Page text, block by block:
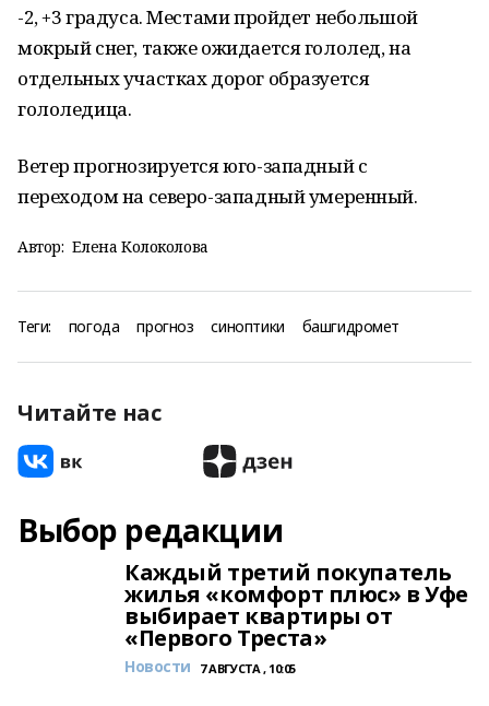
-2, +3 градуса. Местами пройдет небольшой
мокрый снег, также ожидается гололед, на
отдельных участках дорог образуется
гололедица.
Ветер прогнозируется юго-западный с
переходом на северо-западный умеренный.
Автор: Елена Колоколова
Теги: погода прогноз синоптики башгидромет
Читайте нас
Выбор редакции
Каждый третий покупатель
жилья «комфорт плюс» в Уфе
выбирает квартиры от
«Первого Треста»
Новости 7 АВГУСТА , 10:05